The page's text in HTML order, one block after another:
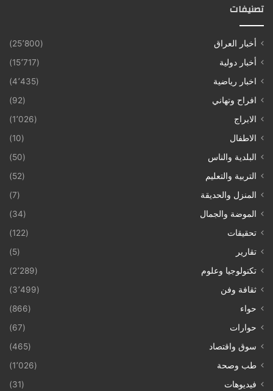
تصنيفات
أخبار العراق
(25٬800)
أخبار دولية
(15٬717)
اخبار رياضية
(4٬435)
افراح وتهاني
(92)
الابراج
(1٬026)
الاطفال
(10)
البلدية والناس
(50)
التربية والتعليم
(52)
المنزل والحديقة
(7)
الموضة والجمال
(34)
تحقيقات
(122)
تقارير
(5)
تكنولوجيا وعلوم
(2٬289)
ثقافة وفن
(3٬499)
حواء
(866)
حوارات
(67)
سوق واقتصاد
(465)
طب وصحة
(1٬026)
فيديوهات
(31)